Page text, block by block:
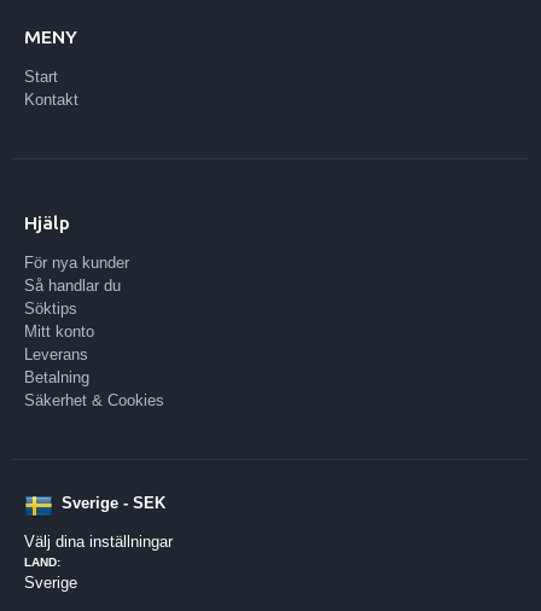
MENY
Start
Kontakt
Hjälp
För nya kunder
Så handlar du
Söktips
Mitt konto
Leverans
Betalning
Säkerhet & Cookies
Sverige - SEK
Välj dina inställningar
LAND:
Sverige